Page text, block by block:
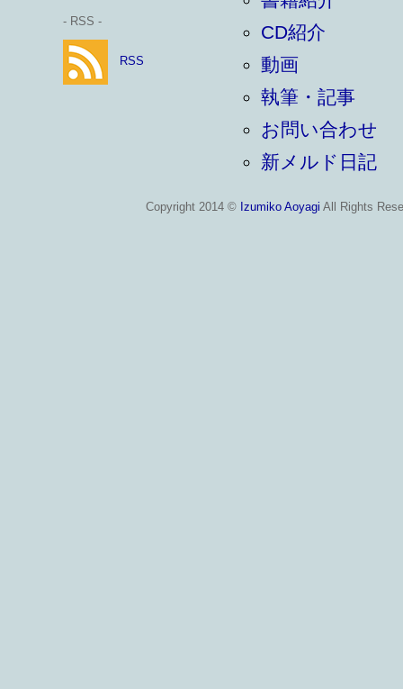
- RSS -
RSS
CD紹介
動画
執筆・記事
お問い合わせ
新メルド日記
Copyright 2014 © Izumiko Aoyagi All Rights